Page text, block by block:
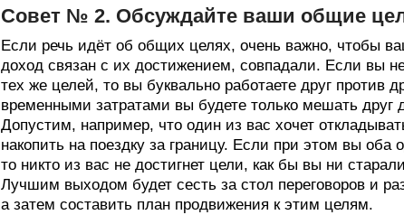
Совет № 2. Обсуждайте ваши общие
Если речь идёт об общих целях, очень важно, чтобы
доход связан с их достижением, совпадали. Если вы
тех же целей, то вы буквально работаете друг против
временными затратами вы будете только мешать друг
Допустим, например, что один из вас хочет
накопить на поездку за границу. Если при этом вы оба
то никто из вас не достигнет цели, как бы вы ни
Лучшим выходом будет сесть за стол переговоров и
а затем составить план продвижения к этим целям.